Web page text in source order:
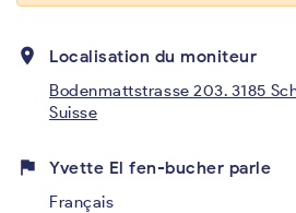
place Localisation du moniteur
Bodenmattstrasse 203. 3185
Suisse
flag Yvette El fen-bucher parle
Français